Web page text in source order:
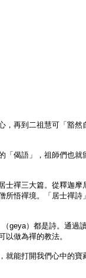
再到二祖慧可「豁然
偈語」，祖師們也就
禪三大篇。從釋迦摩
所悟禪境。「居士禪詩
geya）都是詩。通過
做為禪的教法。
能打開我們心中的寶